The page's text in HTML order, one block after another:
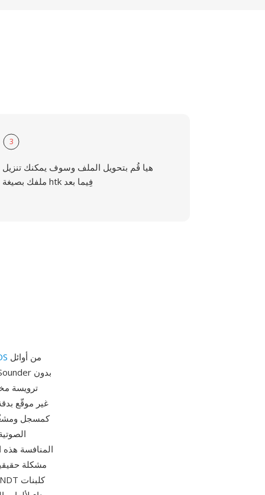
3
هيا قُم بتحويل الملف وسوف يمكنك تنزيل
ملفك بصيغة htk فِيما بعد
المنافسة
مشكلة